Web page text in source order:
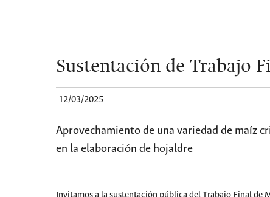
Sustentación de Trabajo
12/03/2025
Aprovechamiento de una variedad de maíz
en la elaboración de hojaldre